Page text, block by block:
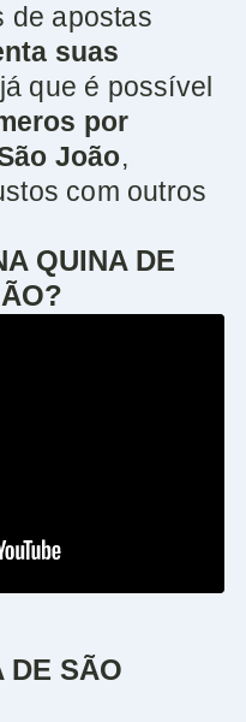
de apostas
suas
que é possível
por
João,
com outros
QUINA DE
DE SÃO